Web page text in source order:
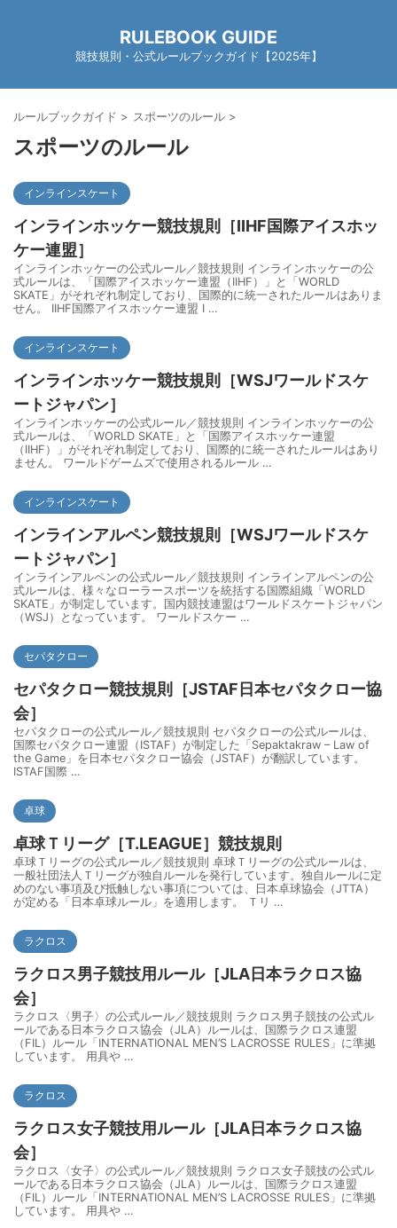
RULEBOOK GUIDE
競技規則・公式ルールブックガイド【2025年】
ルールブックガイド > スポーツのルール >
スポーツのルール
インラインスケート
インラインホッケー競技規則［IIHF国際アイスホッ
ケー連盟］
インラインホッケーの公式ルール／競技規則 インラインホッケーの公
式ルールは、「国際アイスホッケー連盟（IIHF）」と「WORLD
SKATE」がそれぞれ制定しており、国際的に統一されたルールはありま
せん。 IIHF国際アイスホッケー連盟 I …
インラインスケート
インラインホッケー競技規則［WSJワールドスケ
ートジャパン］
インラインホッケーの公式ルール／競技規則 インラインホッケーの公
式ルールは、「WORLD SKATE」と「国際アイスホッケー連盟
（IIHF）」がそれぞれ制定しており、国際的に統一されたルールはあり
ません。 ワールドゲームズで使用されるルール …
インラインスケート
インラインアルペン競技規則［WSJワールドスケ
ートジャパン］
インラインアルペンの公式ルール／競技規則 インラインアルペンの公
式ルールは、様々なローラースポーツを統括する国際組織「WORLD
SKATE」が制定しています。国内競技連盟はワールドスケートジャパン
（WSJ）となっています。 ワールドスケー …
セパタクロー
セパタクロー競技規則［JSTAF日本セパタクロー協
会］
セパタクローの公式ルール／競技規則 セパタクローの公式ルールは、
国際セパタクロー連盟（ISTAF）が制定した「Sepaktakraw – Law of
the Game」を日本セパタクロー協会（JSTAF）が翻訳しています。
ISTAF国際 …
卓球
卓球Ｔリーグ［T.LEAGUE］競技規則
卓球Ｔリーグの公式ルール／競技規則 卓球Ｔリーグの公式ルールは、
一般社団法人Ｔリーグが独自ルールを発行しています。独自ルールに定
めのない事項及び抵触しない事項については、日本卓球協会（JTTA）
が定める「日本卓球ルール」を適用します。 Ｔリ …
ラクロス
ラクロス男子競技用ルール［JLA日本ラクロス協
会］
ラクロス〈男子〉の公式ルール／競技規則 ラクロス男子競技の公式ル
ールである日本ラクロス協会（JLA）ルールは、国際ラクロス連盟
（FIL）ルール「INTERNATIONAL MEN’S LACROSSE RULES」に準拠
しています。 用具や …
ラクロス
ラクロス女子競技用ルール［JLA日本ラクロス協
会］
ラクロス〈女子〉の公式ルール／競技規則 ラクロス女子競技の公式ル
ールである日本ラクロス協会（JLA）ルールは、国際ラクロス連盟
（FIL）ルール「INTERNATIONAL MEN’S LACROSSE RULES」に準拠
しています。 用具や …